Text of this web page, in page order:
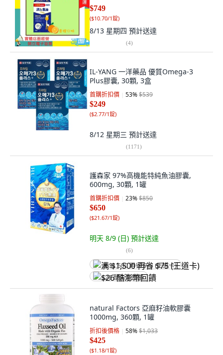
$749
($10.70/1錠)
8/13 星期四 預計送達
(4)
IL-YANG 一洋藥品 優質Omega-3
Plus膠囊, 30顆, 3盒
首購折扣價 53%$539
$249
($2.77/1錠)
8/12 星期三 預計送達
(1171)
護森家 97%高機能特純魚油膠囊,
600mg, 30顆, 1罐
首購折扣價 23%$850
$650
($21.67/1錠)
明天 8/9 (日) 預計送達
(6)
满 $1,500 再省 $75 (王道卡)
$26 酷澎幣回饋
natural Factors 亞麻籽油軟膠囊
1000mg, 360顆, 1罐
折扣後價格 58%$1,033
$425
($1.18/1錠)